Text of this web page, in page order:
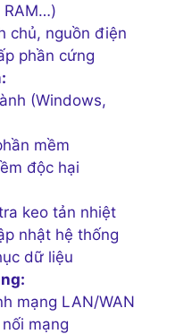
RAM…)
chủ, nguồn điện
phần cứng
(Windows,
mềm
độc hại
keo tản nhiệt
nhật hệ thống
dữ liệu
mạng LAN/WAN
mạng